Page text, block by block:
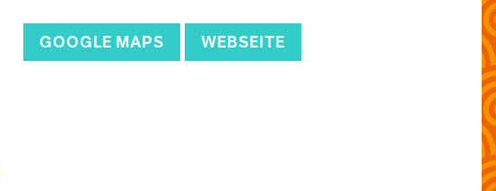
GOOGLE MAPS WEBSEITE